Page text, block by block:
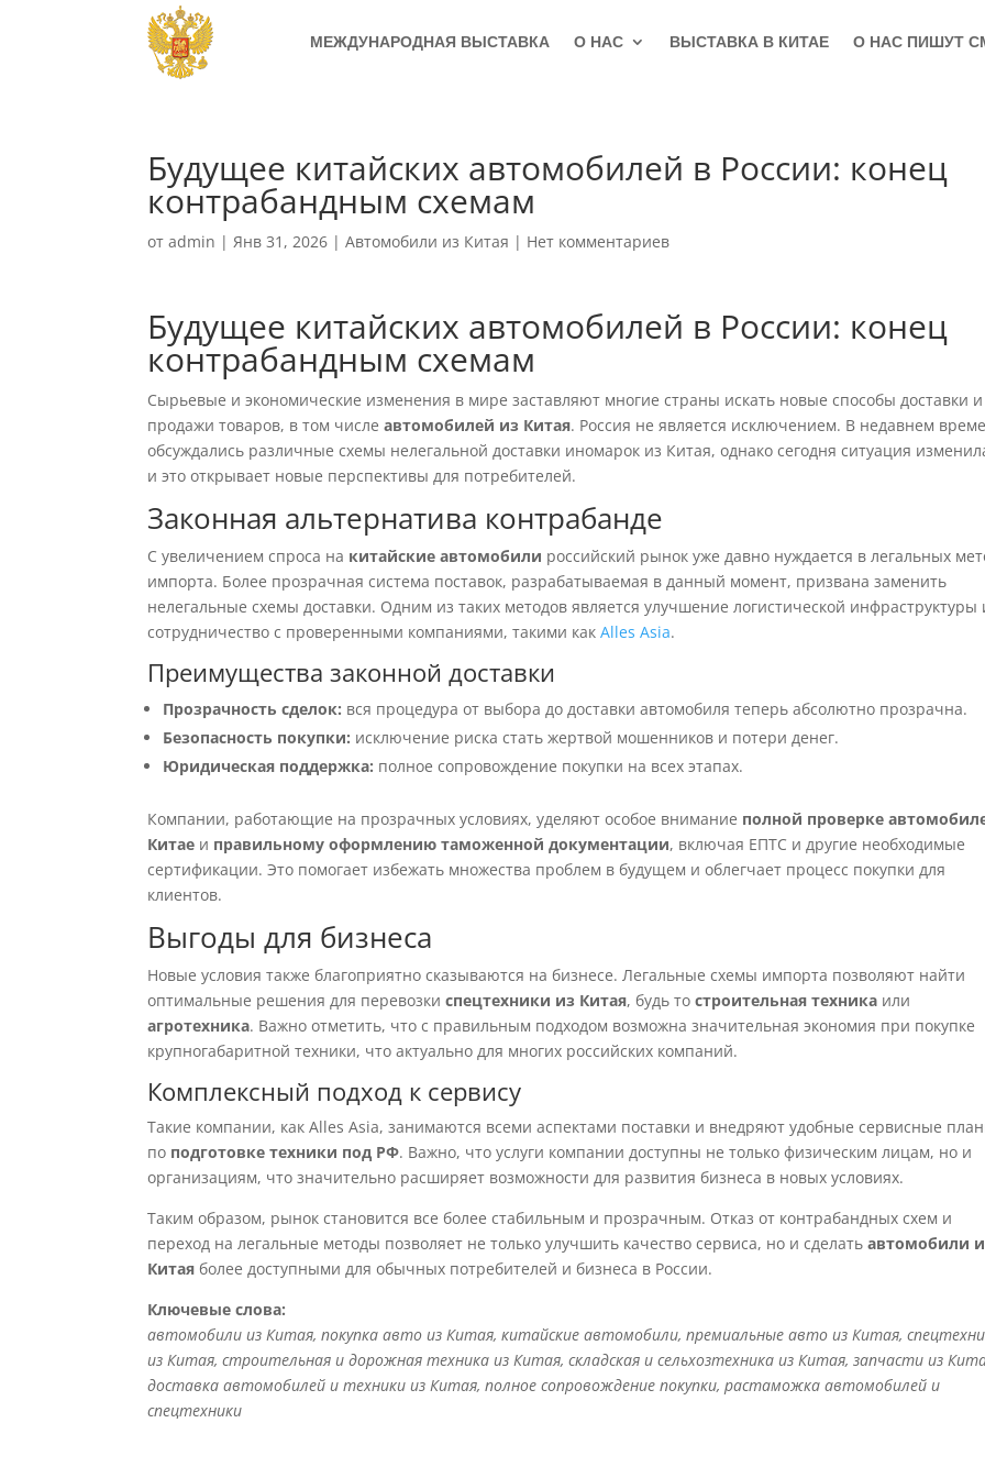
МЕЖДУНАРОДНАЯ ВЫСТАВКА О НАС ВЫСТАВКА В КИТАЕ О НАС ПИШУТ
Будущее китайских автомобилей в России: конец
контрабандным схемам
отadmin |Янв 31, 2026 |Автомобили из Китая | Нет комментариев
Будущее китайских автомобилей в России: конец
контрабандным схемам
Сырьевые и экономические изменения в мире заставляют многие страны искать новые способы доставки и
продажи товаров, в том числеавтомобилей из Китая. Россия не является исключением. В недавнем
обсуждались различные схемы нелегальной доставки иномарок из Китая, однако сегодня ситуация
и это открывает новые перспективы для потребителей.
Законная альтернатива контрабанде
С увеличением спроса на китайские автомобили российский рынок уже давно нуждается в легальных
импорта. Более прозрачная система поставок, разрабатываемая в данный момент, призвана заменить
нелегальные схемы доставки. Одним из таких методов является улучшение логистической инфраструктуры
сотрудничество с проверенными компаниями, такими какAlles Asia.
Преимущества законной доставки
Прозрачность сделок: вся процедура от выбора до доставки автомобиля теперь абсолютно прозрачна.
Безопасность покупки: исключение риска стать жертвой мошенников и потери денег.
Юридическая поддержка: полное сопровождение покупки на всех этапах.
Компании, работающие на прозрачных условиях, уделяют особое внимание полной проверке
Китае и правильному оформлению таможенной документации, включая ЕПТС и другие необходимые
сертификации. Это помогает избежать множества проблем в будущем и облегчает процесс покупки для
клиентов.
Выгоды для бизнеса
Новые условия также благоприятно сказываются на бизнесе. Легальные схемы импорта позволяют найти
оптимальные решения для перевозкиспецтехники из Китая, будь тостроительная техника или
агротехника. Важно отметить, что с правильным подходом возможна значительная экономия при покупке
крупногабаритной техники, что актуально для многих российских компаний.
Комплексный подход к сервису
Такие компании, как Alles Asia, занимаются всеми аспектами поставки и внедряют удобные сервисные
по подготовке техники под РФ. Важно, что услуги компании доступны не только физическим лицам, но и
организациям, что значительно расширяет возможности для развития бизнеса в новых условиях.
Таким образом, рынок становится все более стабильным и прозрачным. Отказ от контрабандных схем и
переход на легальные методы позволяет не только улучшить качество сервиса, но и сделатьавтомобили
Китая более доступными для обычных потребителей и бизнеса в России.
Ключевые слова:
автомобили из Китая, покупка авто из Китая, китайские автомобили, премиальные авто из Китая,
из Китая, строительная и дорожная техника из Китая, складская и сельхозтехника из Китая, запчасти из
доставка автомобилей и техники из Китая, полное сопровождение покупки, растаможка автомобилей и
спецтехники